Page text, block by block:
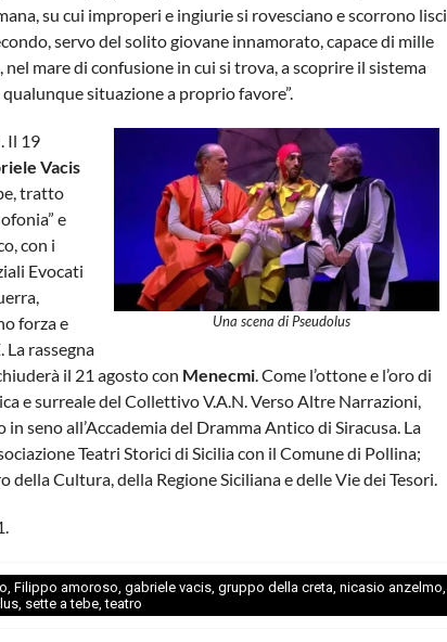
su cui improperi e ingiurie si rovesciano e scorrono lisci
servo del solito giovane innamorato, capace di mille
mare di confusione in cui si trova, a scoprire il sistema
situazione a proprio favore”.
Una scena di Pseudolus
. Il 19
Vacis
tratto
e
con i
Evocati
forza e
La rassegna
il 21 agosto con Menecmi . Come l’ottone e l’oro di
e surreale del Collettivo V.A.N. Verso Altre Narrazioni,
seno all’Accademia del Dramma Antico di Siracusa. La
Teatri Storici di Sicilia con il Comune di Pollina;
Cultura, della Regione Siciliana e delle Vie dei Tesori.
,Filippo amoroso ,gabriele vacis ,gruppo della creta ,nicasio anzelmo
sette a tebe ,teatro